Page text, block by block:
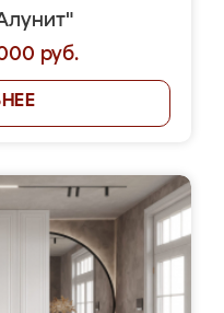
руб.